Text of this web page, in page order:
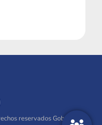
reservados Gobierno